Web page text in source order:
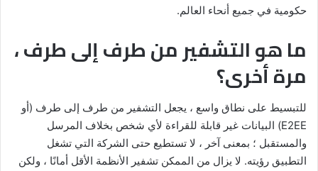
حكومية في جميع أنحاء العالم.
ما هو التشفير من طرف إلى طرف ،
مرة أخرى؟
للتبسيط على نطاق واسع ، يجعل التشفير من طرف إلى طرف (أو
E2EE) البيانات غير قابلة للقراءة لأي شخص بخلاف المرسل
والمستقبل ؛ بمعنى آخر ، لا تستطيع حتى الشركة التي تشغل
التطبيق رؤيته. لا يزال من الممكن تشفير الأنظمة الأقل أمانًا ، ولكن